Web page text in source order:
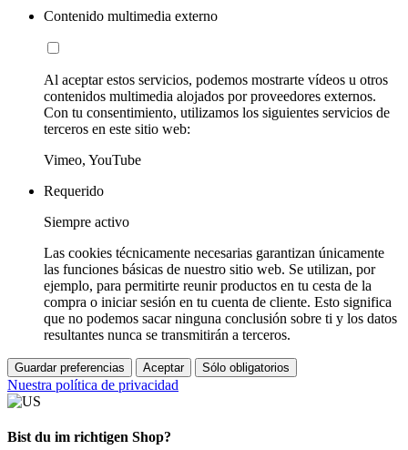
Contenido multimedia externo
Al aceptar estos servicios, podemos mostrarte vídeos u otros
contenidos multimedia alojados por proveedores externos.
Con tu consentimiento, utilizamos los siguientes servicios de
terceros en este sitio web:
Vimeo, YouTube
Requerido
Siempre activo
Las cookies técnicamente necesarias garantizan únicamente
las funciones básicas de nuestro sitio web. Se utilizan, por
ejemplo, para permitirte reunir productos en tu cesta de la
compra o iniciar sesión en tu cuenta de cliente. Esto significa
que no podemos sacar ninguna conclusión sobre ti y los datos
resultantes nunca se transmitirán a terceros.
Guardar preferencias Aceptar Sólo obligatorios
Nuestra política de privacidad
Bist du im richtigen Shop?